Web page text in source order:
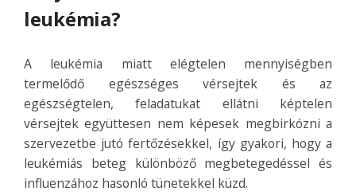
leukémia?
A leukémia miatt elégtelen mennyiségben
termelődő egészséges vérsejtek és az
egészségtelen, feladatukat ellátni képtelen
vérsejtek együttesen nem képesek megbirkózni a
szervezetbe jutó fertőzésekkel, így gyakori, hogy a
leukémiás beteg különböző megbetegedéssel és
influenzához hasonló tünetekkel küzd.